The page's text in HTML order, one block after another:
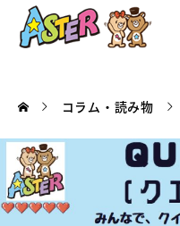
トップページ
コース案内
英会話／プログラミング／3D
コラム・読み物